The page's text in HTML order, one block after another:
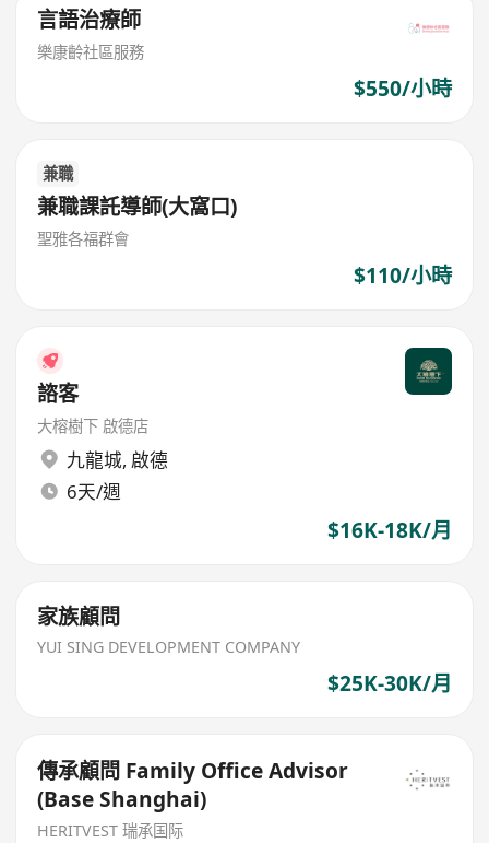
言語治療師
樂康齡社區服務
$550/小時
兼職
兼職課託導師(大窩口)
聖雅各福群會
$110/小時
諮客
大榕樹下 啟德店
九龍城, 啟德
6天/週
$16K-18K/月
家族顧問
YUI SING DEVELOPMENT COMPANY
$25K-30K/月
傳承顧問 Family Office Advisor
(Base Shanghai)
HERITVEST 瑞承国际